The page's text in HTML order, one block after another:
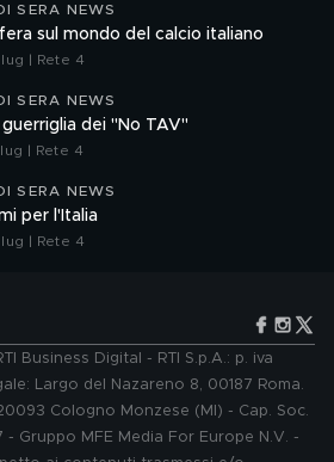
SERA NEWS
sul mondo del calcio italiano
| Rete 4
SERA NEWS
guerriglia dei "No TAV"
| Rete 4
SERA NEWS
per l'Italia
| Rete 4
Business Digital - RTI S.p.A.: p. iva
Largo del Nazareno 8, 00187 Roma.
Cologno Monzese (MI) - Cap. Soc.
Gruppo MFE Media For Europe N.V. -